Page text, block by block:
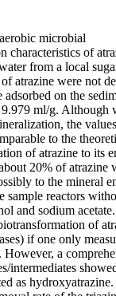
microbial
characteristics of
from a local
atrazine were not
on the
ml/g. Although
the
to the
of atrazine to its
20% of atrazine
to the mineral
sample reactors
and sodium
of
if one only
However, a
intermediates
as